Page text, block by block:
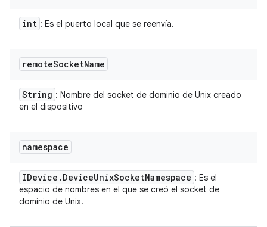
int : Es el puerto local que se reenvía.
remoteSocketName
String : Nombre del socket de dominio de Unix creado
en el dispositivo
namespace
IDevice . DeviceUnixSocketNamespace : Es el
espacio de nombres en el que se creó el socket de
dominio de Unix.